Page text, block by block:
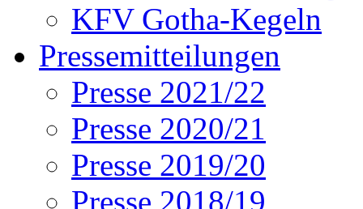
KFV Gotha-Kegeln
Pressemitteilungen
Presse 2021/22
Presse 2020/21
Presse 2019/20
Presse 2018/19